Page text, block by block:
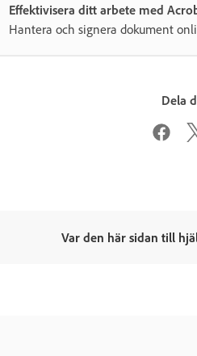
Effektivisera ditt arbete med
Hantera och signera dokument
Dela
Var den här sidan till